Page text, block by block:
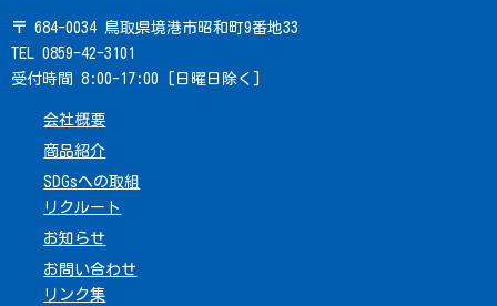
〒 684-0034 鳥取県境港市昭和町9番地33
TEL 0859-42-3101
受付時間 8:00-17:00 [日曜日除く]
会社概要
商品紹介
SDGsへの取組
リクルート
お知らせ
お問い合わせ
リンク集